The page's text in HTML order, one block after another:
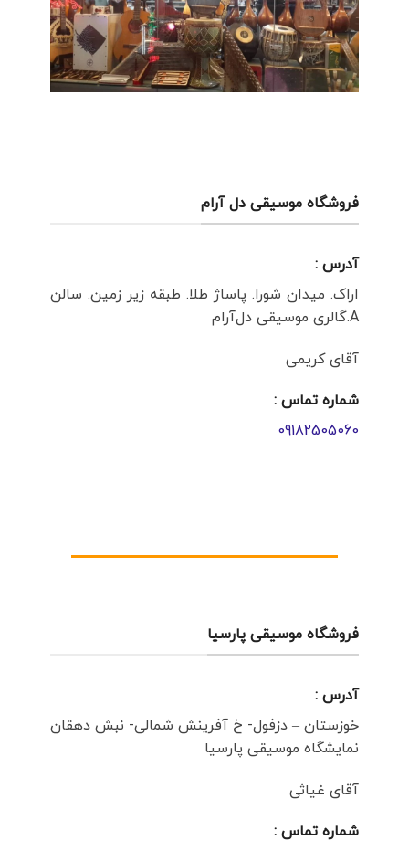
فروشگاه موسیقی دل آرام
آدرس :
اراک. میدان شورا. پاساژ طلا. طبقه زیر زمین. سالن
A.گالری موسیقی دل‌آرام
آقای کریمی
شماره تماس :
09182505060
فروشگاه موسیقی پارسیا
آدرس :
خوزستان – دزفول- خ آفرینش شمالی- نبش دهقان
نمایشگاه موسیقی پارسیا
آقای غیاثی
شماره تماس :